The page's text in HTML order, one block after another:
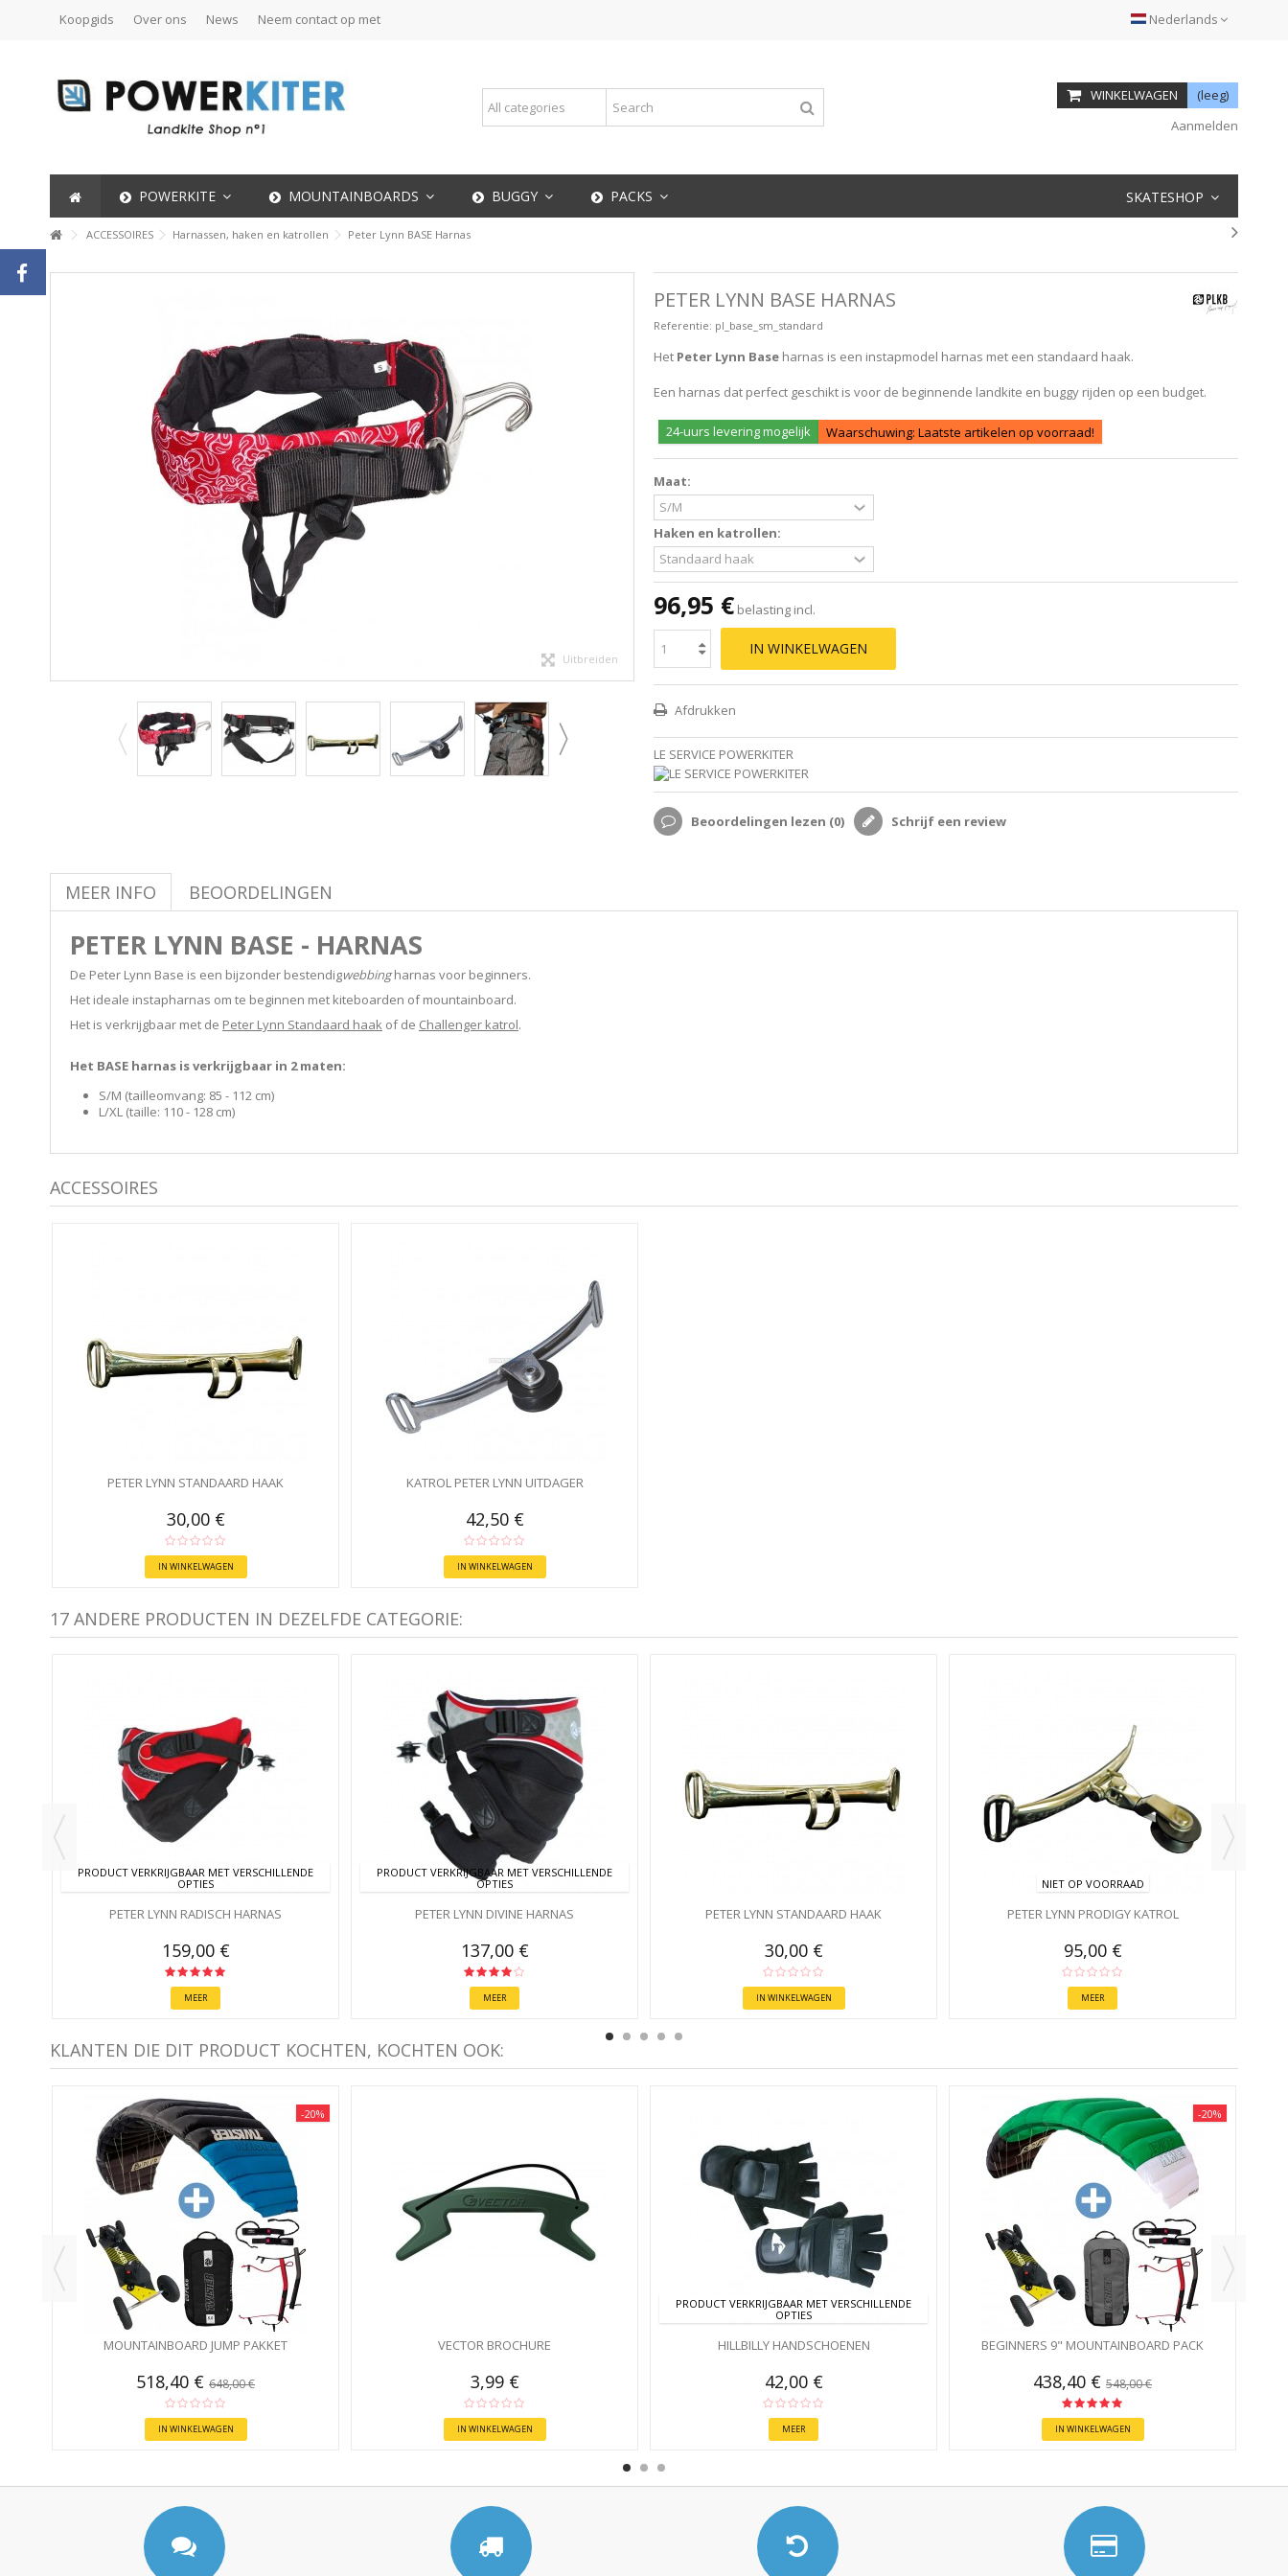
Nederlands
Koopgids Over ons News Neem contact op met
WINKELWAGEN
(leeg)
Aanmelden
POWERKITE MOUNTAINBOARDS BUGGY PACKS SKATESHOP
ACCESSOIRES Harnassen, haken en katrollen Peter Lynn BASE Harnas
Uitbreiden
PETER LYNN BASE HARNAS
Referentie: pl_base_sm_standard
Het Peter Lynn Base harnas is een instapmodel harnas met een standaard haak.
Een harnas dat perfect geschikt is voor de beginnende landkite en buggy rijden op een budget.
24-uurs levering mogelijk Waarschuwing: Laatste artikelen op voorraad!
Maat:
Haken en katrollen:
96,95 € belasting incl.
IN WINKELWAGEN
Afdrukken
LE SERVICE POWERKITER
Beoordelingen lezen (0) Schrijf een review
MEER INFO BEOORDELINGEN
PETER LYNN BASE - HARNAS
De Peter Lynn Base is een bijzonder bestendigwebbingharnas voor beginners.
Het ideale instapharnas om te beginnen met kiteboarden of mountainboard.
Het is verkrijgbaar met de Peter Lynn Standaard haak of de Challenger katrol.
Het BASE harnas is verkrijgbaar in 2 maten:
S/M (tailleomvang: 85 - 112 cm)
L/XL (taille: 110 - 128 cm)
ACCESSOIRES
PETER LYNN STANDAARD HAAK
30,00 €
IN WINKELWAGEN
KATROL PETER LYNN UITDAGER
42,50 €
IN WINKELWAGEN
17 ANDERE PRODUCTEN IN DEZELFDE CATEGORIE:
PRODUCT VERKRIJGBAAR MET VERSCHILLENDE
OPTIES
PETER LYNN RADISCH HARNAS
159,00 €
MEER
PRODUCT VERKRIJGBAAR MET VERSCHILLENDE
OPTIES
PETER LYNN DIVINE HARNAS
137,00 €
MEER
PETER LYNN STANDAARD HAAK
30,00 €
IN WINKELWAGEN
NIET OP VOORRAAD
PETER LYNN PRODIGY KATROL
95,00 €
MEER
KLANTEN DIE DIT PRODUCT KOCHTEN, KOCHTEN OOK:
-20%
MOUNTAINBOARD JUMP PAKKET
518,40 € 648,00 €
IN WINKELWAGEN
VECTOR BROCHURE
3,99 €
IN WINKELWAGEN
PRODUCT VERKRIJGBAAR MET VERSCHILLENDE
OPTIES
HILLBILLY HANDSCHOENEN
42,00 €
MEER
-20%
BEGINNERS 9" MOUNTAINBOARD PACK
438,40 € 548,00 €
IN WINKELWAGEN